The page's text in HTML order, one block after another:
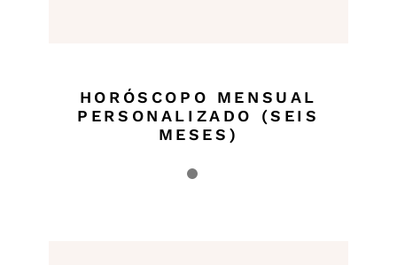
HORÓSCOPO MENSUAL
PERSONALIZADO (SEIS
MESES)